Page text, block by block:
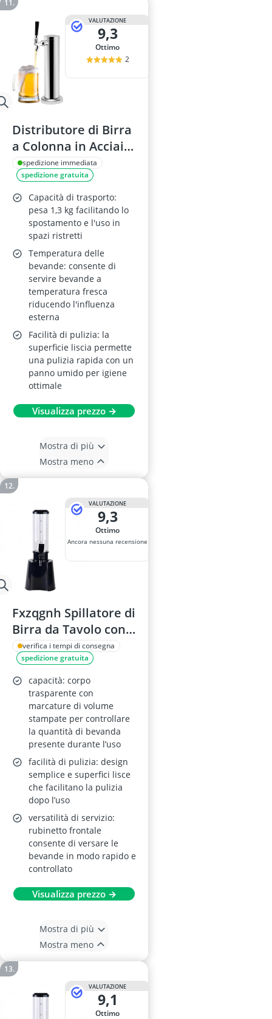
VALUTAZIONE
9,3
Ottimo
2
Distributore di Birra
a Colonna in Acciaio
Inox con Rubinetto
Singolo - 33 x 7,6 cm
spedizione immediata
spedizione gratuita
Capacità di trasporto:
pesa 1,3 kg facilitando lo
spostamento e l'uso in
spazi ristretti
Temperatura delle
bevande: consente di
servire bevande a
temperatura fresca
riducendo l'influenza
esterna
Facilità di pulizia: la
superficie liscia permette
una pulizia rapida con un
panno umido per igiene
ottimale
Visualizza prezzo →
Mostra di più
Mostra meno
VALUTAZIONE
9,3
Ottimo
Ancora nessuna recensione
Fxzqgnh Spillatore di
Birra da Tavolo con
Rubinetto, Erogatore
a Torre, 1,5 L, Nero
verifica i tempi di consegna
spedizione gratuita
capacità: corpo
trasparente con
marcature di volume
stampate per controllare
la quantità di bevanda
presente durante l’uso
facilità di pulizia: design
semplice e superfici lisce
che facilitano la pulizia
dopo l’uso
versatilità di servizio:
rubinetto frontale
consente di versare le
bevande in modo rapido e
controllato
Visualizza prezzo →
Mostra di più
Mostra meno
VALUTAZIONE
9,1
Ottimo